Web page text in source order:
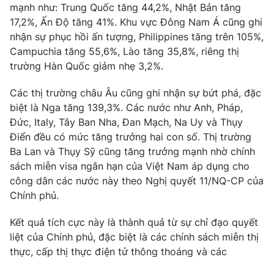
THỜI BÁO VTV
Theo dõi báo trên
Cơ quan chủ quản: Đài Truyền hình Việt Nam
Cơ quan báo chí:Thời báo VTV
Giấy phép hoạt động báo in và báo điện tử số 483/GP-BTTTT
cấp ngày 29/12/2023
Tổng Biên tập:
Phó Tổng Biên tập:
Nguyễn Thị Mỹ Hạnh, Phạm Quốc Thắng,
Nguyễn Trọng Ninh
Tổng đài VTV: 024.38 355 931 - 024.38 355 932
mạnh như: Trung Quốc tăng 44,2%, Nhật Bản tăng
17,2%, Ấn Độ tăng 41%. Khu vực Đông Nam Á cũng ghi
nhận sự phục hồi ấn tượng, Philippines tăng trên 105%,
Campuchia tăng 55,6%, Lào tăng 35,8%, riêng thị
trường Hàn Quốc giảm nhẹ 3,2%.
Các thị trường châu Âu cũng ghi nhận sự bứt phá, đặc
biệt là Nga tăng 139,3%. Các nước như Anh, Pháp,
Đức, Italy, Tây Ban Nha, Đan Mạch, Na Uy và Thụy
Điển đều có mức tăng trưởng hai con số. Thị trường
Ba Lan và Thụy Sỹ cũng tăng trưởng mạnh nhờ chính
sách miễn visa ngắn hạn của Việt Nam áp dụng cho
công dân các nước này theo Nghị quyết 11/NQ-CP của
Chính phủ.
Kết quả tích cực này là thành quả từ sự chỉ đạo quyết
liệt của Chính phủ, đặc biệt là các chính sách miễn thị
thực, cấp thị thực điện tử thông thoáng và các